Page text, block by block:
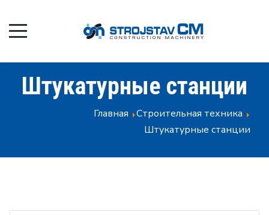
Штукатурные станции
Главная
Строительная техника
Штукатурные станции